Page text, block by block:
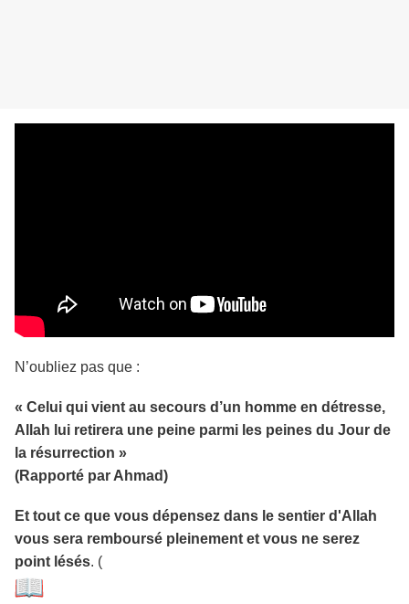
N’oubliez pas que :
« Celui qui vient au secours d’un homme en détresse,
Allah lui retirera une peine parmi les peines du Jour de
la résurrection »
(Rapporté par Ahmad)
Et tout ce que vous dépensez dans le sentier d'Allah
vous sera remboursé pleinement et vous ne serez
point lésés. (